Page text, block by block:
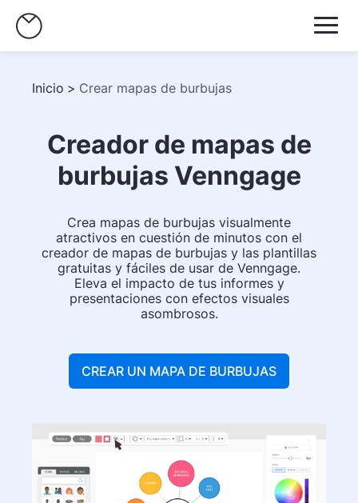
Inicio > Crear mapas de burbujas
Creador de mapas de
burbujas Venngage
Crea mapas de burbujas visualmente
atractivos en cuestión de minutos con el
creador de mapas de burbujas y las plantillas
gratuitas y fáciles de usar de Venngage.
Eleva el impacto de tus informes y
presentaciones con efectos visuales
asombrosos.
CREAR UN MAPA DE BURBUJAS